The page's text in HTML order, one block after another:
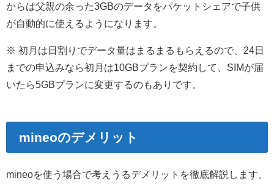
からは父親の余った3GBのデータをパケットシェアで子供
が自動的に使えるようになります。
※ 初月は日割りでデータ量はまるまるもらえるので、24日
までの申込みなら初月は10GBプランを契約して、SIMが届
いたら5GBプランに変更するのもありです。
mineoのデメリット
mineoを使う場合で考えうるデメリットを徹底解説します。